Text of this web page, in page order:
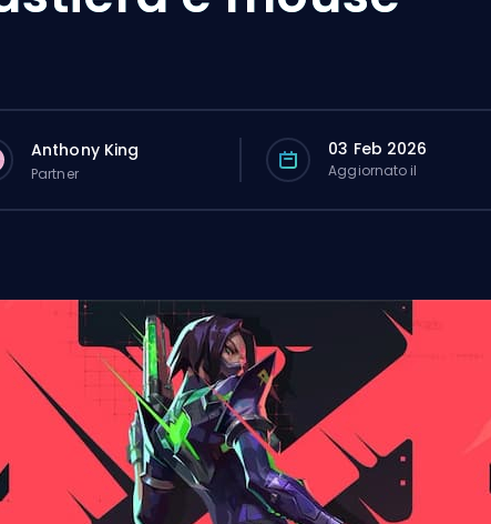
Anthony King
Partner
03 Feb 2026
Aggiornato il